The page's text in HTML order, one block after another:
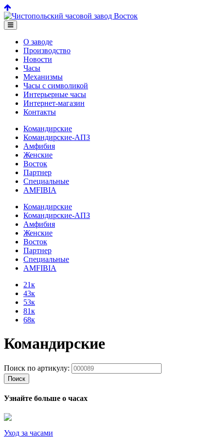
О заводе
Производство
Новости
Часы
Механизмы
Часы с символикой
Интерьерные часы
Интернет-магазин
Контакты
Командирские
Командирские-АПЗ
Амфибия
Женские
Восток
Партнер
Специальные
AMFIBIA
Командирские
Командирские-АПЗ
Амфибия
Женские
Восток
Партнер
Специальные
AMFIBIA
21к
43к
53к
81к
68к
Командирские
Поиск по артикулу:
Поиск
Узнайте больше о часах
Уход за часами